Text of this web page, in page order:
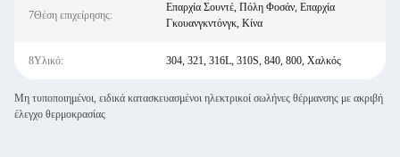
7Θέση επιχείρησης:
Επαρχία Σουντέ, Πόλη Φοσάν, Επαρχία
Γκουανγκντόνγκ, Κίνα
8Υλικό: 304, 321, 316L, 310S, 840, 800, Χαλκός
Μη τυποποιημένοι, ειδικά κατασκευασμένοι ηλεκτρικοί σωλήνες θέρμανσης με ακριβή
έλεγχο θερμοκρασίας